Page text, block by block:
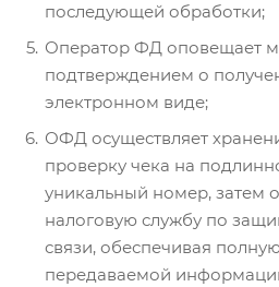
последующей обработки;
Оператор ФД оповещает
подтверждением о
электронном виде;
ОФД осуществляет
проверку чека на
уникальный номер, затем
налоговую службу по
связи, обеспечивая
передаваемой